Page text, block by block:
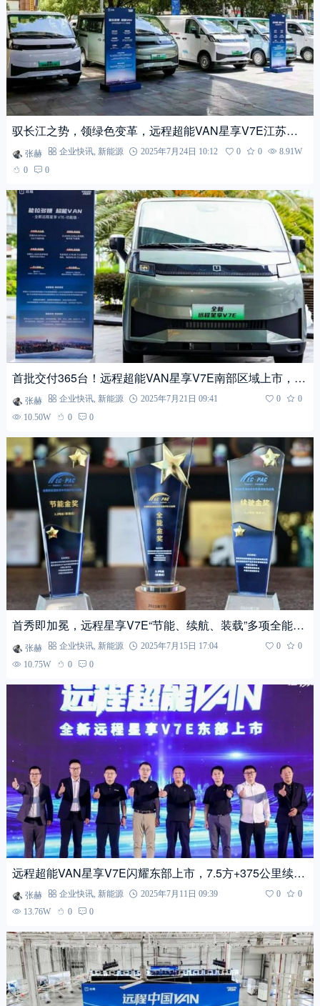
驭长江之势，领绿色变革，远程超能VAN星享V7E江苏区
域上市，首批交付288辆！
张赫 企业快讯, 新能源 2025年7月24日 10:12 0 0
8.91W
0
0
首批交付365台！远程超能VAN星享V7E南部区域上市，助
力客户每日多赚200！
张赫 企业快讯, 新能源 2025年7月21日 09:41 0
0
10.50W
0 0
首秀即加冕，远程星享V7E“节能、续航、装载”多项全能勇
夺“全能金奖”！
张赫 企业快讯, 新能源 2025年7月15日 17:04 0
0
10.75W
0 0
远程超能VAN星享V7E闪耀东部上市，7.5方+375公里续航
重新定义质价比
张赫 企业快讯 新能源 2025年7月11日 09:39 0
0
13.76W
0 0